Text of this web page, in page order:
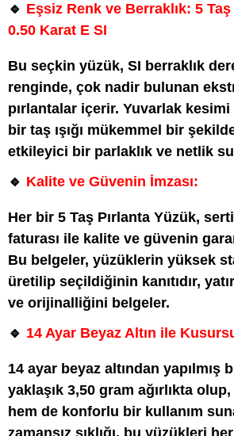
🔹 Eşsiz Renk ve Berraklık: 5
0.50 Karat E SI
Bu seçkin yüzük, SI berraklık
renginde, çok nadir bulunan
pırlantalar içerir. Yuvarlak
bir taş ışığı mükemmel bir
etkileyici bir parlaklık ve netlik
🔹 Kalite ve Güvenin İmzası:
Her bir 5 Taş Pırlanta Yüzük,
faturası ile kalite ve güvenin
Bu belgeler, yüzüklerin yüksek
üretilip seçildiğinin kanıtıdır,
ve orijinalliğini belgeler.
🔹 14 Ayar Beyaz Altın ile
14 ayar beyaz altından yapılmış
yaklaşık 3,50 gram ağırlıkta
hem de konforlu bir kullanım